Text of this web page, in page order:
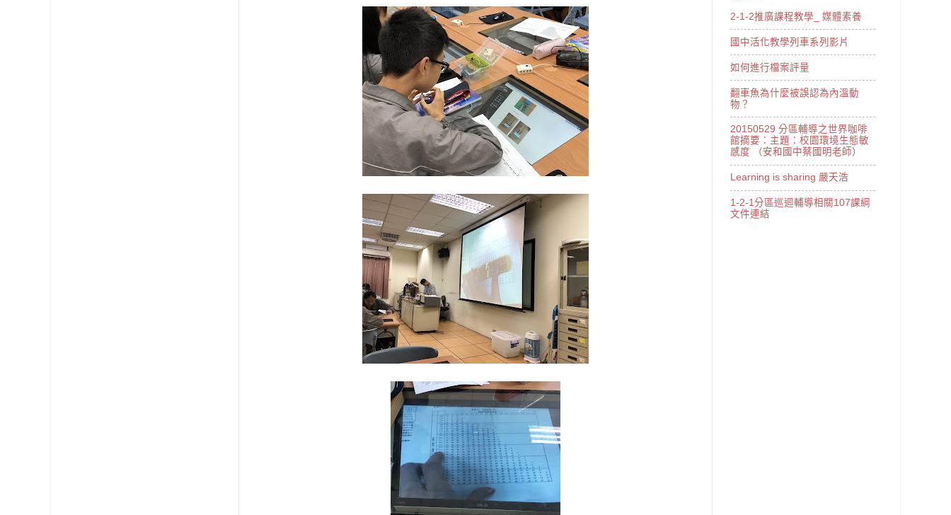
2-1-2推廣課程教學_ 媒體素養
國中活化教學列車系列影片
如何進行檔案評量
翻車魚為什麼被誤認為內溫動
物？
20150529 分區輔導之世界咖啡
館摘要：主題：校園環境生態敏
感度 （安和國中蔡國明老師）
Learning is sharing 嚴天浩
1-2-1分區巡迴輔導相關107課綱
文件連結